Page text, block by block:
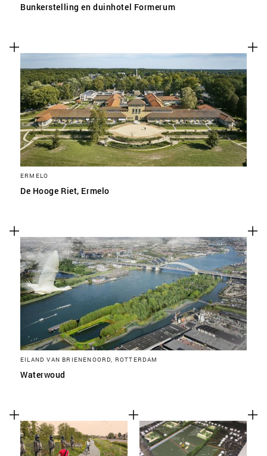
Bunkerstelling en duinhotel Formerum
ERMELO
De Hooge Riet, Ermelo
EILAND VAN BRIENENOORD, ROTTERDAM
Waterwoud